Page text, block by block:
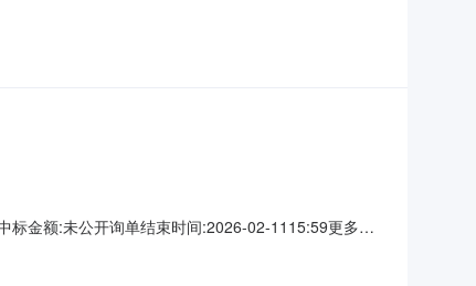
标金额:未公开询单结束时间:2026-02-1115:59更多咨